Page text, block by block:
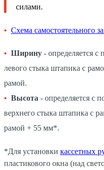
силами.
Схема самостоятельного
Ширину - определяется с
левого стыка штапика с
рамой.
Высота - определяется с
верхнего стыка штапика с
рамой + 55 мм*.
*Для установки кассетных
пластикового окна (над